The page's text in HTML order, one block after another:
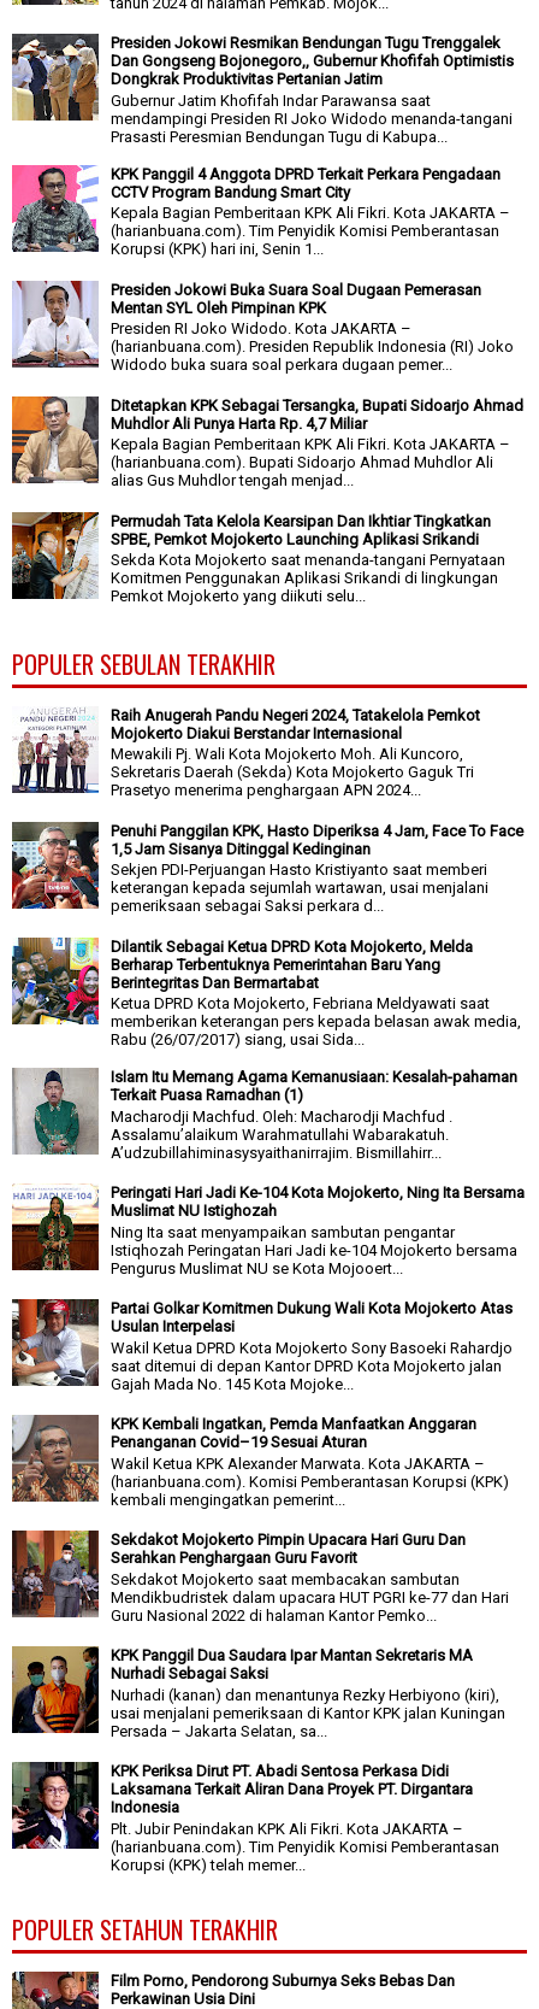
Presiden Jokowi Resmikan Bendungan Tugu Trenggalek
Dan Gongseng Bojonegoro,, Gubernur Khofifah Optimistis
Dongkrak Produktivitas Pertanian Jatim
Gubernur Jatim Khofifah Indar Parawansa saat
mendampingi Presiden RI Joko Widodo menanda-tangani
Prasasti Peresmian Bendungan Tugu di Kabupa...
KPK Panggil 4 Anggota DPRD Terkait Perkara Pengadaan
CCTV Program Bandung Smart City
Kepala Bagian Pemberitaan KPK Ali Fikri. Kota JAKARTA –
(harianbuana.com). Tim Penyidik Komisi Pemberantasan
Korupsi (KPK) hari ini, Senin 1...
Presiden Jokowi Buka Suara Soal Dugaan Pemerasan
Mentan SYL Oleh Pimpinan KPK
Presiden RI Joko Widodo. Kota JAKARTA –
(harianbuana.com). Presiden Republik Indonesia (RI) Joko
Widodo buka suara soal perkara dugaan pemer...
Ditetapkan KPK Sebagai Tersangka, Bupati Sidoarjo Ahmad
Muhdlor Ali Punya Harta Rp. 4,7 Miliar
Kepala Bagian Pemberitaan KPK Ali Fikri. Kota JAKARTA –
(harianbuana.com). Bupati Sidoarjo Ahmad Muhdlor Ali
alias Gus Muhdlor tengah menjad...
Permudah Tata Kelola Kearsipan Dan Ikhtiar Tingkatkan
SPBE, Pemkot Mojokerto Launching Aplikasi Srikandi
Sekda Kota Mojokerto saat menanda-tangani Pernyataan
Komitmen Penggunakan Aplikasi Srikandi di lingkungan
Pemkot Mojokerto yang diikuti selu...
POPULER SEBULAN TERAKHIR
Raih Anugerah Pandu Negeri 2024, Tatakelola Pemkot
Mojokerto Diakui Berstandar Internasional
Mewakili Pj. Wali Kota Mojokerto Moh. Ali Kuncoro,
Sekretaris Daerah (Sekda) Kota Mojokerto Gaguk Tri
Prasetyo menerima penghargaan APN 2024...
Penuhi Panggilan KPK, Hasto Diperiksa 4 Jam, Face To Face
1,5 Jam Sisanya Ditinggal Kedinginan
Sekjen PDI-Perjuangan Hasto Kristiyanto saat memberi
keterangan kepada sejumlah wartawan, usai menjalani
pemeriksaan sebagai Saksi perkara d...
Dilantik Sebagai Ketua DPRD Kota Mojokerto, Melda
Berharap Terbentuknya Pemerintahan Baru Yang
Berintegritas Dan Bermartabat
Ketua DPRD Kota Mojokerto, Febriana Meldyawati saat
memberikan keterangan pers kepada belasan awak media,
Rabu (26/07/2017) siang, usai Sida...
Islam Itu Memang Agama Kemanusiaan: Kesalah-pahaman
Terkait Puasa Ramadhan (1)
Macharodji Machfud. Oleh: Macharodji Machfud .
Assalamu’alaikum Warahmatullahi Wabarakatuh.
A’udzubillahiminasysyaithanirrajim. Bismillahirr...
Peringati Hari Jadi Ke-104 Kota Mojokerto, Ning Ita Bersama
Muslimat NU Istighozah
Ning Ita saat menyampaikan sambutan pengantar
Istiqhozah Peringatan Hari Jadi ke-104 Mojokerto bersama
Pengurus Muslimat NU se Kota Mojooert...
Partai Golkar Komitmen Dukung Wali Kota Mojokerto Atas
Usulan Interpelasi
Wakil Ketua DPRD Kota Mojokerto Sony Basoeki Rahardjo
saat ditemui di depan Kantor DPRD Kota Mojokerto jalan
Gajah Mada No. 145 Kota Mojoke...
KPK Kembali Ingatkan, Pemda Manfaatkan Anggaran
Penanganan Covid–19 Sesuai Aturan
Wakil Ketua KPK Alexander Marwata. Kota JAKARTA –
(harianbuana.com). Komisi Pemberantasan Korupsi (KPK)
kembali mengingatkan pemerint...
Sekdakot Mojokerto Pimpin Upacara Hari Guru Dan
Serahkan Penghargaan Guru Favorit
Sekdakot Mojokerto saat membacakan sambutan
Mendikbudristek dalam upacara HUT PGRI ke-77 dan Hari
Guru Nasional 2022 di halaman Kantor Pemko...
KPK Panggil Dua Saudara Ipar Mantan Sekretaris MA
Nurhadi Sebagai Saksi
Nurhadi (kanan) dan menantunya Rezky Herbiyono (kiri),
usai menjalani pemeriksaan di Kantor KPK jalan Kuningan
Persada – Jakarta Selatan, sa...
KPK Periksa Dirut PT. Abadi Sentosa Perkasa Didi
Laksamana Terkait Aliran Dana Proyek PT. Dirgantara
Indonesia
Plt. Jubir Penindakan KPK Ali Fikri. Kota JAKARTA –
(harianbuana.com). Tim Penyidik Komisi Pemberantasan
Korupsi (KPK) telah memer...
POPULER SETAHUN TERAKHIR
Film Porno, Pendorong Suburnya Seks Bebas Dan
Perkawinan Usia Dini